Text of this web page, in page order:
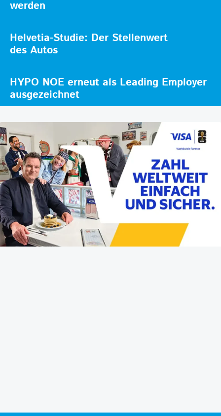
werden
Helvetia-Studie: Der Stellenwert
des Autos
HYPO NOE erneut als Leading Employer
ausgezeichnet